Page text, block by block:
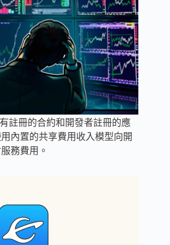
註冊的合約和開發者註冊的應
內置的共享費用收入模型向開
務費用。